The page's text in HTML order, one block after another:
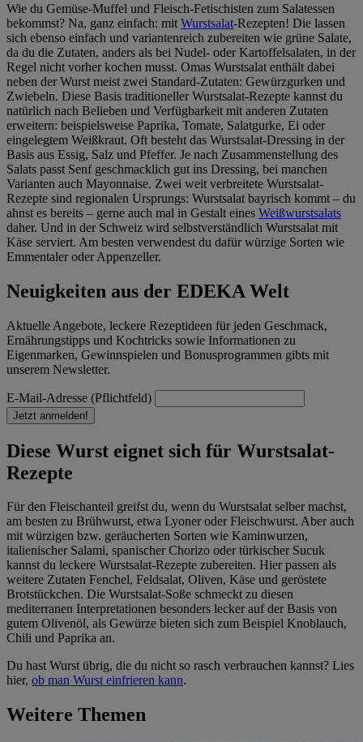
Wie du Gemüse-Muffel und Fleisch-Fetischisten zum Salatessen
bekommst? Na, ganz einfach: mit Wurstsalat-Rezepten! Die lassen
sich ebenso einfach und variantenreich zubereiten wie grüne Salate,
da du die Zutaten, anders als bei Nudel- oder Kartoffelsalaten, in der
Regel nicht vorher kochen musst. Omas Wurstsalat enthält dabei
neben der Wurst meist zwei Standard-Zutaten: Gewürzgurken und
Zwiebeln. Diese Basis traditioneller Wurstsalat-Rezepte kannst du
natürlich nach Belieben und Verfügbarkeit mit anderen Zutaten
erweitern: beispielsweise Paprika, Tomate, Salatgurke, Ei oder
eingelegtem Weißkraut. Oft besteht das Wurstsalat-Dressing in der
Basis aus Essig, Salz und Pfeffer. Je nach Zusammenstellung des
Salats passt Senf geschmacklich gut ins Dressing, bei manchen
Varianten auch Mayonnaise. Zwei weit verbreitete Wurstsalat-
Rezepte sind regionalen Ursprungs: Wurstsalat bayrisch kommt – du
ahnst es bereits – gerne auch mal in Gestalt eines Weißwurstsalats
daher. Und in der Schweiz wird selbstverständlich Wurstsalat mit
Käse serviert. Am besten verwendest du dafür würzige Sorten wie
Emmentaler oder Appenzeller.
Neuigkeiten aus der EDEKA Welt
Aktuelle Angebote, leckere Rezeptideen für jeden Geschmack,
Ernährungstipps und Kochtricks sowie Informationen zu
Eigenmarken, Gewinnspielen und Bonusprogrammen gibts mit
unserem Newsletter.
E-Mail-Adresse (Pflichtfeld)
Jetzt anmelden!
Diese Wurst eignet sich für Wurstsalat-
Rezepte
Für den Fleischanteil greifst du, wenn du Wurstsalat selber machst,
am besten zu Brühwurst, etwa Lyoner oder Fleischwurst. Aber auch
mit würzigen bzw. geräucherten Sorten wie Kaminwurzen,
italienischer Salami, spanischer Chorizo oder türkischer Sucuk
kannst du leckere Wurstsalat-Rezepte zubereiten. Hier passen als
weitere Zutaten Fenchel, Feldsalat, Oliven, Käse und geröstete
Brotstückchen. Die Wurstsalat-Soße schmeckt zu diesen
mediterranen Interpretationen besonders lecker auf der Basis von
gutem Olivenöl, als Gewürze bieten sich zum Beispiel Knoblauch,
Chili und Paprika an.
Du hast Wurst übrig, die du nicht so rasch verbrauchen kannst? Lies
hier, ob man Wurst einfrieren kann.
Weitere Themen